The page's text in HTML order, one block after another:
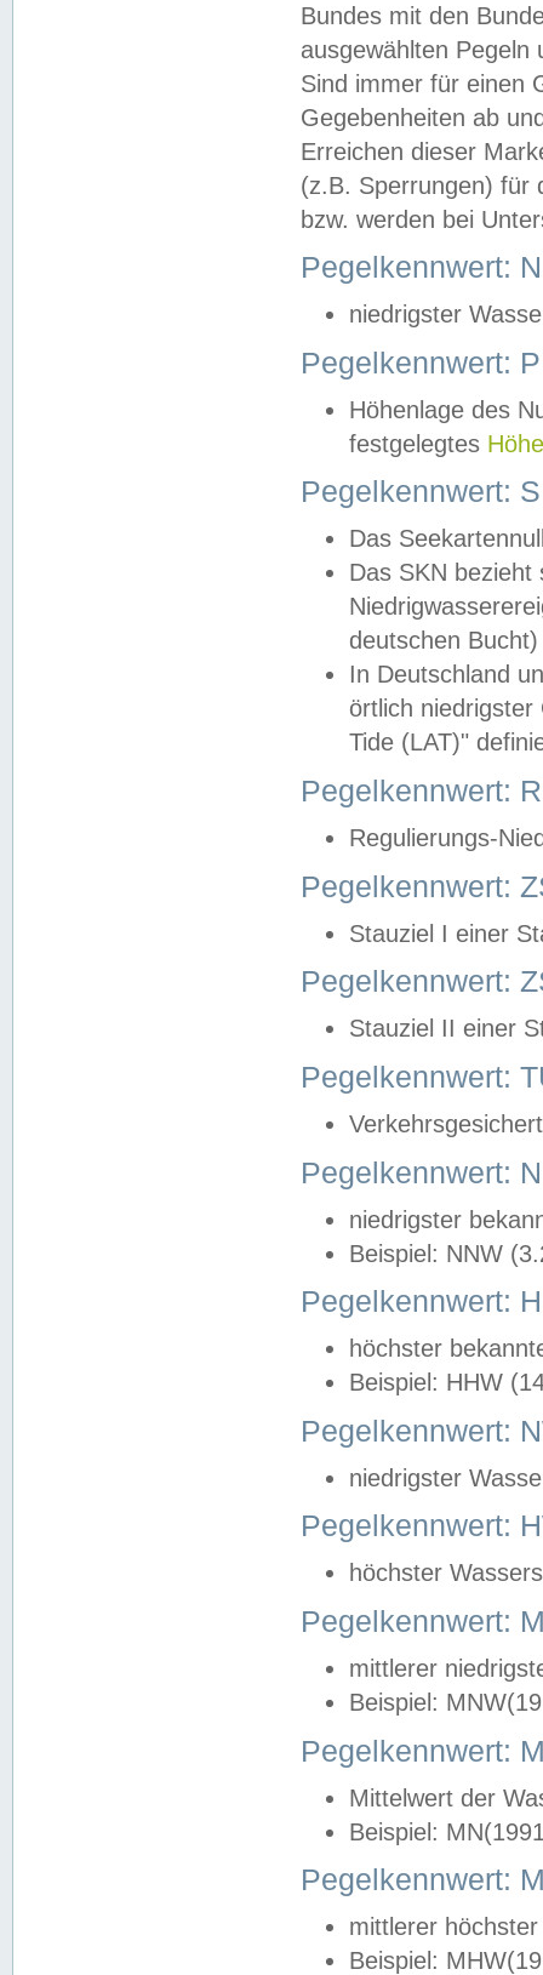
Bundes mit den
ausgewählten
Sind immer für einen
Gegebenheiten ab
Erreichen dieser
(z.B. Sperrungen) für
bzw. werden bei
Pegelkennwert:
niedrigster
Pegelkennwert:
Höhenlage des
festgelegtes
Pegelkennwert:
Das
Das SKN
deutschen
In Deutschland
örtlich
Tide (LAT)"
Pegelkennwert:
Regulierungs-
Pegelkennwert:
Stauziel I einer
Pegelkennwert:
Stauziel II einer
Pegelkennwert:
Pegelkennwert:
niedrigster
Beispiel: NNW
Pegelkennwert:
höchster
Beispiel: HHW
Pegelkennwert:
niedrigster
Pegelkennwert:
höchster
Pegelkennwert:
mittlerer
Beispiel:
Pegelkennwert:
Mittelwert der
Beispiel:
Pegelkennwert:
mittlerer
Beispiel: